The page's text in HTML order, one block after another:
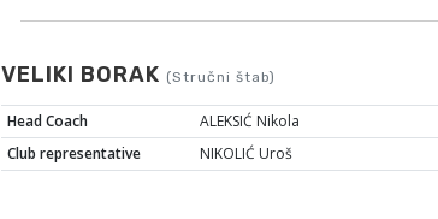
VELIKI BORAK (Stručni štab)
Head Coach
ALEKSIĆ Nikola
Club representative
NIKOLIĆ Uroš